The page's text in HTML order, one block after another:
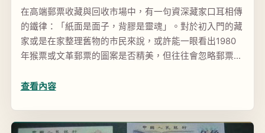
在高端郵票收藏與回收市場中，有一句資深藏家口耳相傳
的鐵律：「紙面是面子，背膠是靈魂」。對於初入門的藏
家或是在家整理舊物的市民來說，或許能一眼看出1980
年猴票或文革郵票的圖案是否精美，但往往會忽略郵票背
或無膠...
查看內容